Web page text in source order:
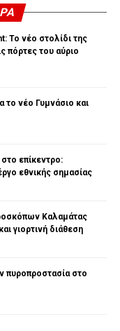
Το νέο στολίδι της
πόρτες του αύριο
το νέο Γυμνάσιο και
επίκεντρο:
εθνικής σημασίας
Καλαμάτας
γιορτινή διάθεση
πυροπροστασία στο